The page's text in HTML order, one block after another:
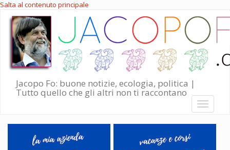
Salta al contenuto principale
Jacopo Fo: buone notizie, ecologia, politica |
Tutto quello che gli altri non ti raccontano
Toggle